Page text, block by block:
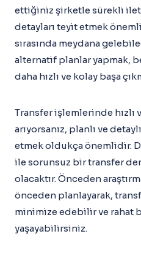
ettiğiniz şirketle sürekli
detayları teyit etmek
sırasında meydana
alternatif planlar yapmak,
daha hızlı ve kolay başa
Transfer işlemlerinde hızlı
arıyorsanız, planlı ve
etmek oldukça önemlidir.
ile sorunsuz bir transfer
olacaktır. Önceden
önceden planlayarak,
minimize edebilir ve rahat
yaşayabilirsiniz.